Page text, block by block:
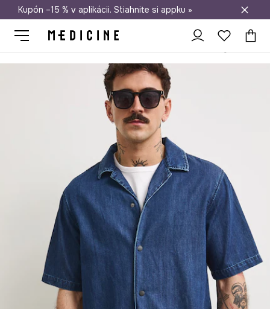
Doprava zadarmo od 50 €
Kupón –15 % v aplikácii. Stiahnite si appku »